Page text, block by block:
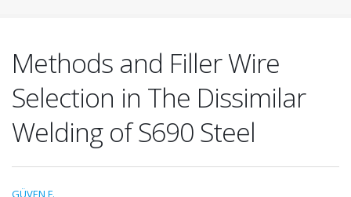
Methods and Filler Wire
Selection in The Dissimilar
Welding of S690 Steel
GÜVEN F.